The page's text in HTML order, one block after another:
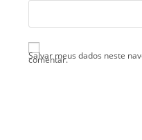
Salvar meus dados neste
comentar.